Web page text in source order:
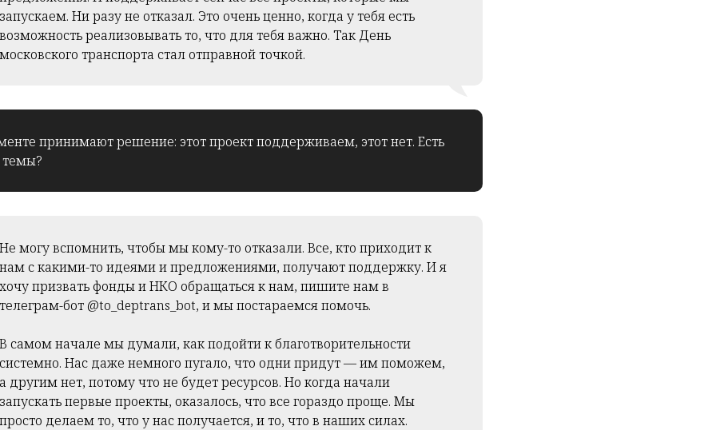
запускаем. Ни разу не отказал. Это очень ценно, когда у тебя есть
возможность реализовывать то, что для тебя важно. Так День
московского транспорта стал отправной точкой.
принимают решение: этот проект поддерживаем, этот нет. Есть
Не могу вспомнить, чтобы мы кому-то отказали. Все, кто приходит к
нам с какими-то идеями и предложениями, получают поддержку. И я
хочу призвать фонды и НКО обращаться к нам, пишите нам в
телеграм-бот @to_deptrans_bot, и мы постараемся помочь.
В самом начале мы думали, как подойти к благотворительности
системно. Нас даже немного пугало, что одни придут — им поможем,
а другим нет, потому что не будет ресурсов. Но когда начали
запускать первые проекты, оказалось, что все гораздо проще. Мы
просто делаем то, что у нас получается, и то, что в наших силах.